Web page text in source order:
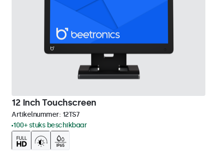
12 Inch Touchscreen
Artikelnummer: 12TS7
100+ stuks beschikbaar